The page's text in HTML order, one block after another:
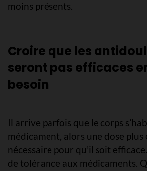
moins présents.
Croire que les
seront pas efficaces
besoin
Il arrive parfois que le corps
médicament, alors une dose plus
nécessaire pour qu’il soit
de tolérance aux médicaments.